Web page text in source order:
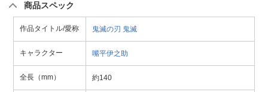
商品スペック
作品タイトル/愛称 鬼滅の刃 鬼滅
キャラクター 嘴平伊之助
全長（mm） 約140